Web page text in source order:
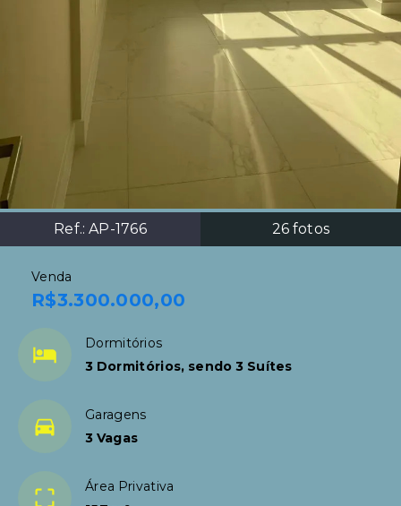
Ref.: AP-1766 26 fotos
Venda
R$3.300.000,00
Dormitórios
3 Dormitórios, sendo 3 Suítes
Garagens
3 Vagas
Área Privativa